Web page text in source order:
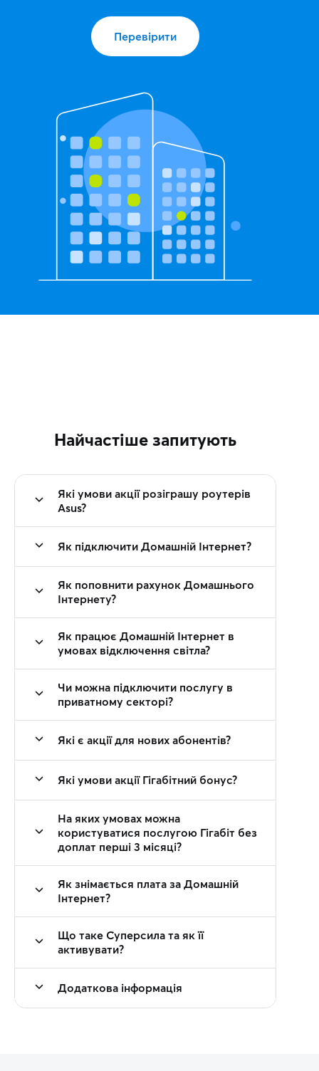
Перевірити
Найчастіше запитують
Які умови акції розіграшу роутерів
Asus?
Як підключити Домашній Інтернет?
Як поповнити рахунок Домашнього
Інтернету?
Як працює Домашній Інтернет в
умовах відключення світла?
Чи можна підключити послугу в
приватному секторі?
Які є акції для нових абонентів?
Які умови акції Гігабітний бонус?
На яких умовах можна
користуватися послугою Гігабіт без
доплат перші 3 місяці?
Як знімається плата за Домашній
Інтернет?
Що таке Суперсила та як її
активувати?
Додаткова інформація